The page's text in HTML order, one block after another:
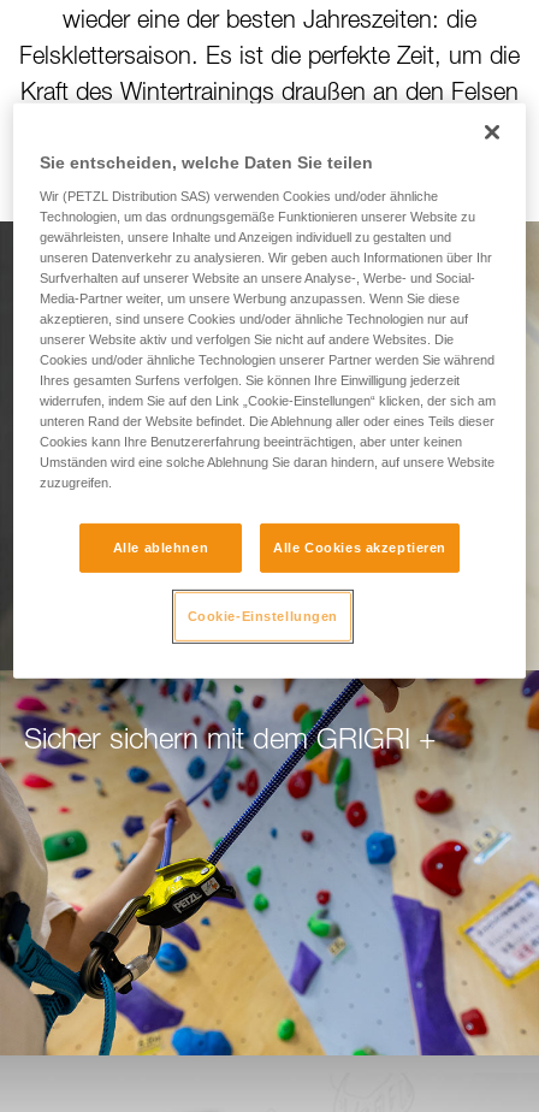
wieder eine der besten Jahreszeiten: die
Felsklettersaison. Es ist die perfekte Zeit, um die
Kraft des Wintertrainings draußen an den Felsen
Gemacht fürs Klettern.
Gedacht fürs Sichern.
Das GRIGRI + steht für Sicherheit und
Gelassenheit beim Vor- und Nachstiegssichern.
Sicher sichern mit dem GRIGRI +
Sie entscheiden, welche Daten Sie teilen
Wir (PETZL Distribution SAS) verwenden Cookies und/oder ähnliche
Technologien, um das ordnungsgemäße Funktionieren unserer Website zu
gewährleisten, unsere Inhalte und Anzeigen individuell zu gestalten und
unseren Datenverkehr zu analysieren. Wir geben auch Informationen über Ihr
Surfverhalten auf unserer Website an unsere Analyse-, Werbe- und Social-
Media-Partner weiter, um unsere Werbung anzupassen. Wenn Sie diese
akzeptieren, sind unsere Cookies und/oder ähnliche Technologien nur auf
unserer Website aktiv und verfolgen Sie nicht auf andere Websites. Die
Cookies und/oder ähnliche Technologien unserer Partner werden Sie während
Ihres gesamten Surfens verfolgen. Sie können Ihre Einwilligung jederzeit
widerrufen, indem Sie auf den Link „Cookie-Einstellungen“ klicken, der sich am
unteren Rand der Website befindet. Die Ablehnung aller oder eines Teils dieser
Cookies kann Ihre Benutzererfahrung beeinträchtigen, aber unter keinen
Umständen wird eine solche Ablehnung Sie daran hindern, auf unsere Website
zuzugreifen.
Alle ablehnen Alle Cookies akzeptieren
Cookie-Einstellungen